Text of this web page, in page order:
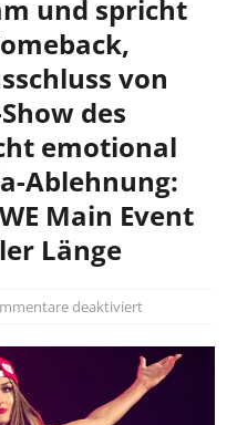
und spricht
von
des
emotional
Ablehnung:
Main Event
Länge
deaktiviert